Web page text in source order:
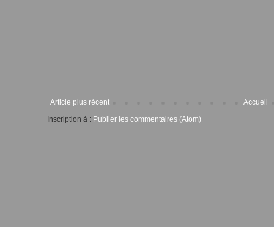
Article plus récent
Accueil
Inscription à : Publier les commentaires (Atom)